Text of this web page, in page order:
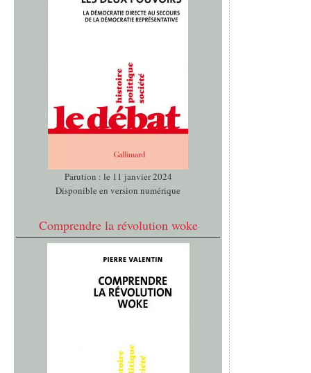
Parution : le 11 janvier 2024
Disponible en version numérique
Comprendre la révolution woke